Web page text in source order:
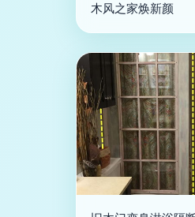
木风之家焕新颜